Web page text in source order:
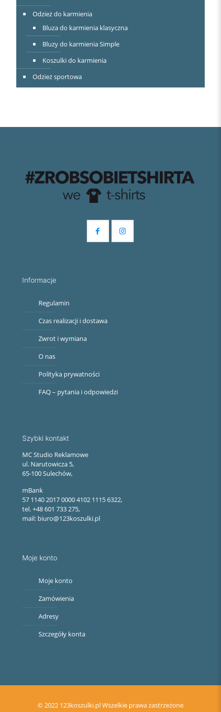
Odzież do karmienia
Bluza do karmienia klasyczna
Bluzy do karmienia Simple
Koszulki do karmienia
Odzież sportowa
Informacje
Regulamin
Czas realizacji i dostawa
Zwrot i wymiana
O nas
Polityka prywatności
FAQ – pytania i odpowiedzi
Szybki kontakt
MC Studio Reklamowe
ul. Narutowicza 5,
65-100 Sulechów,
mBank
57 1140 2017 0000 4102 1115 6322,
tel. +48 601 733 275,
mail: biuro@123koszulki.pl
Moje konto
Moje konto
Zamówienia
Adresy
Szczegóły konta
© 2022 123koszulki.pl Wszelkie prawa zastrzeżone